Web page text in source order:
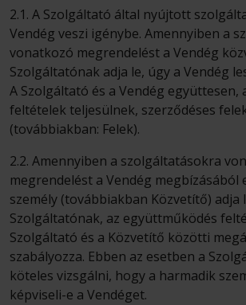
2.1. A Szolgáltató által nyújtott
Vendég veszi igénybe. Amennyiben a
vonatkozó megrendelést a Vendég
Szolgáltatónak adja le, úgy a Vendég
A Szolgáltató és a Vendég együttesen,
feltételek teljesülnek, szerződéses
(továbbiakban: Felek).
2.2. Amennyiben a szolgáltatásokra
megrendelést a Vendég megbízásából
személy (továbbiakban Közvetítő) adja
Szolgáltatónak, az együttműködés
Szolgáltató és a Közvetítő közötti
szabályozza. Ebben az esetben a
köteles vizsgálni, hogy a harmadik
képviseli-e a Vendéget.